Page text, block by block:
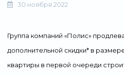
Рекламодателям
Политика конфиденциальности
30 ноября 2022
Группа компаний «Полис»
дополнительной скидки* в
квартиры в первой очереди